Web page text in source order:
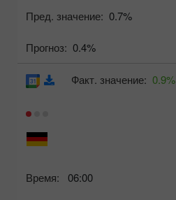
Пред. значение: 0.7%
Прогноз: 0.4%
Время: 06:00
Факт. значение: 0.9%